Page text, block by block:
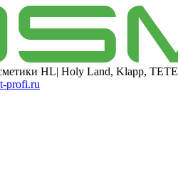
HL| Holy Land, Klapp, TETE
profi.ru